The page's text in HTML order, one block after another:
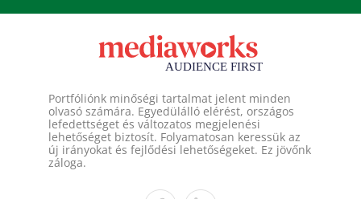
Portfóliónk minőségi tartalmat jelent minden
olvasó számára. Egyedülálló elérést, országos
lefedettséget és változatos megjelenési
lehetőséget biztosít. Folyamatosan keressük az
új irányokat és fejlődési lehetőségeket. Ez jövőnk
záloga.